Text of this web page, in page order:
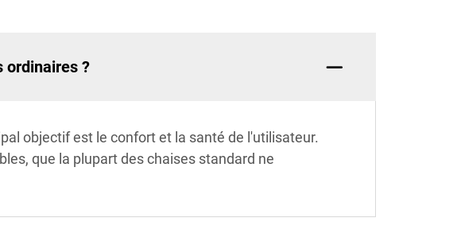
ordinaires ?
objectif est le confort et la santé de l'utilisateur.
que la plupart des chaises standard ne